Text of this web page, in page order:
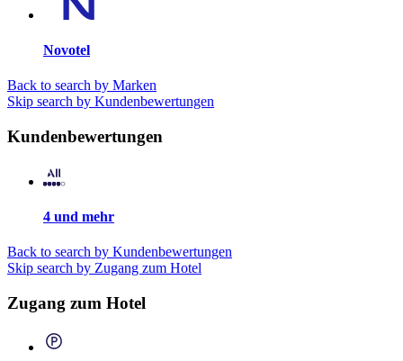
Novotel
Back to search by Marken
Skip search by Kundenbewertungen
Kundenbewertungen
4 und mehr
Back to search by Kundenbewertungen
Skip search by Zugang zum Hotel
Zugang zum Hotel